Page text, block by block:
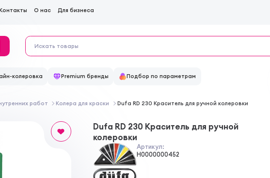
О нас Для бизнеса
колеровка Premium бренды Подбор по параметрам
работ Колера для краски Dufa RD 230 Краситель для ручной колеровки
Dufa RD 230 Краситель для ручной
колеровки
Артикул:
Н0000000452